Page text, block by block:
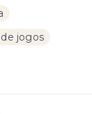
de jogos